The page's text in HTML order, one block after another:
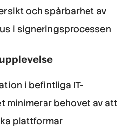
och spårbarhet av
i signeringsprocessen
i befintliga IT-
minimerar behovet av att
plattformar